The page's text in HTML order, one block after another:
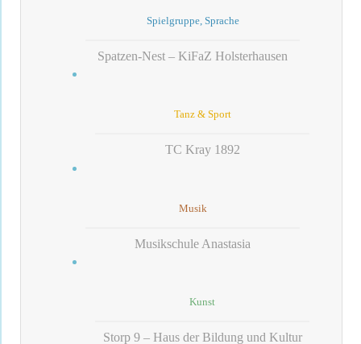
Spielgruppe, Sprache
Spatzen-Nest – KiFaZ Holsterhausen
Tanz & Sport
TC Kray 1892
Musik
Musikschule Anastasia
Kunst
Storp 9 – Haus der Bildung und Kultur